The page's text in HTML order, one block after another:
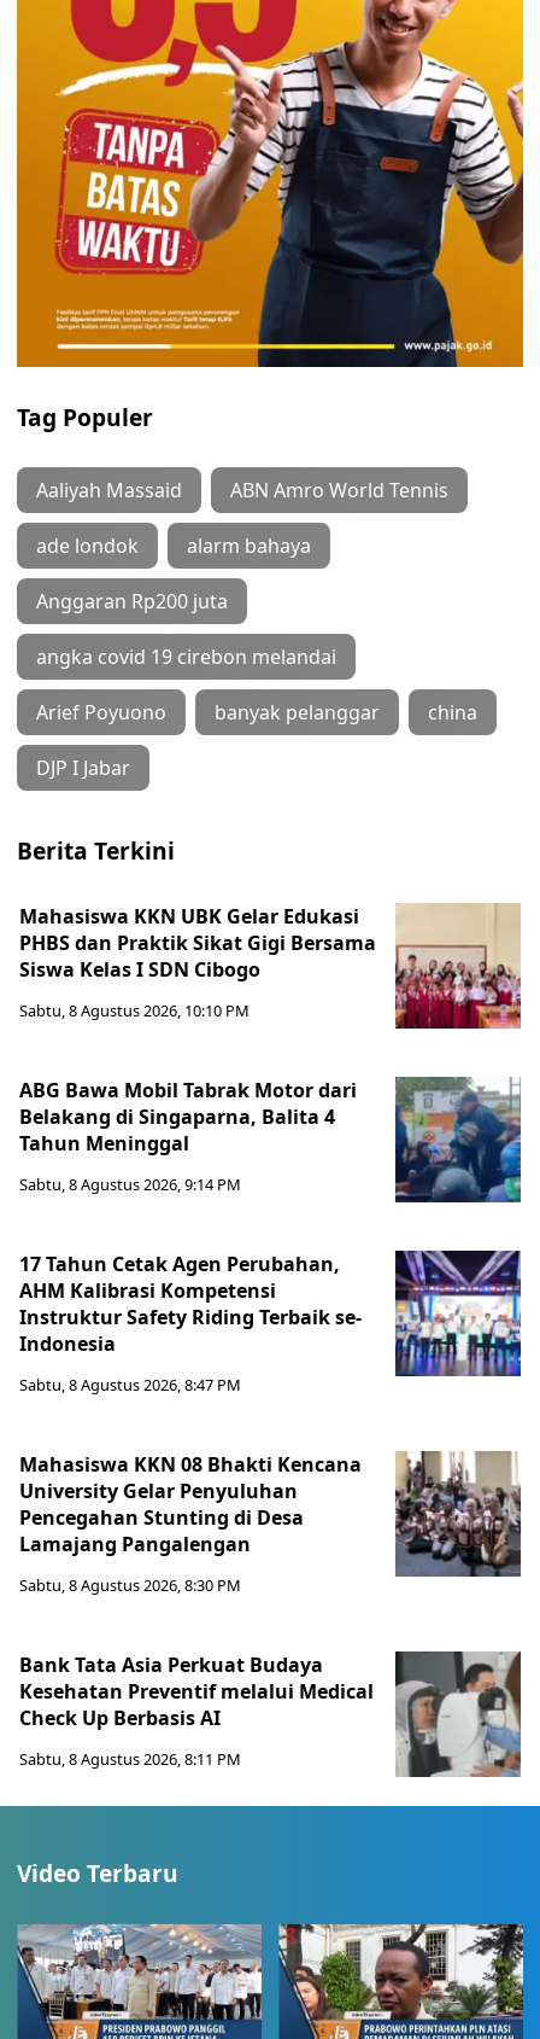
Tag Populer
Aaliyah Massaid ABN Amro World Tennis
ade londok alarm bahaya
Anggaran Rp200 juta
angka covid 19 cirebon melandai
Arief Poyuono banyak pelanggar china
DJP I Jabar
Berita Terkini
Mahasiswa KKN UBK Gelar Edukasi
PHBS dan Praktik Sikat Gigi Bersama
Siswa Kelas I SDN Cibogo
Sabtu, 8 Agustus 2026, 10:10 PM
ABG Bawa Mobil Tabrak Motor dari
Belakang di Singaparna, Balita 4
Tahun Meninggal
Sabtu, 8 Agustus 2026, 9:14 PM
17 Tahun Cetak Agen Perubahan,
AHM Kalibrasi Kompetensi
Instruktur Safety Riding Terbaik se-
Indonesia
Sabtu, 8 Agustus 2026, 8:47 PM
Mahasiswa KKN 08 Bhakti Kencana
University Gelar Penyuluhan
Pencegahan Stunting di Desa
Lamajang Pangalengan
Sabtu, 8 Agustus 2026, 8:30 PM
Bank Tata Asia Perkuat Budaya
Kesehatan Preventif melalui Medical
Check Up Berbasis AI
Sabtu, 8 Agustus 2026, 8:11 PM
Video Terbaru